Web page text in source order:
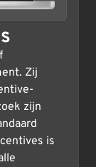
Zij
zijn
is